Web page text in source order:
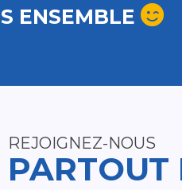
ENSEMBLE
REJOIGNEZ-NOUS
PARTOUT